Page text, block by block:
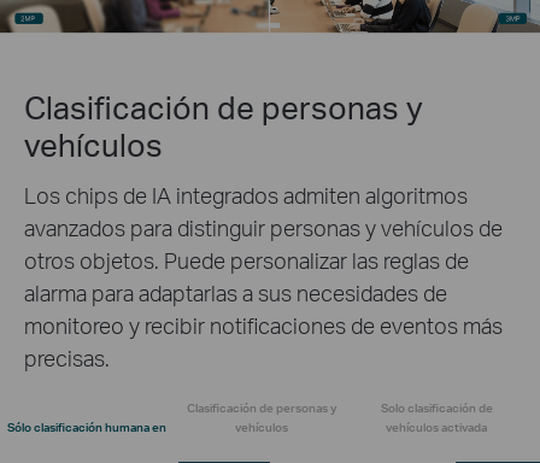
Clasificación de personas y
vehículos
Los chips de IA integrados admiten algoritmos
avanzados para distinguir personas y vehículos de
otros objetos. Puede personalizar las reglas de
alarma para adaptarlas a sus necesidades de
monitoreo y recibir notificaciones de eventos más
precisas.
Sólo clasificación humana en
Clasificación de personas y
vehículos
Solo clasificación de
vehículos activada